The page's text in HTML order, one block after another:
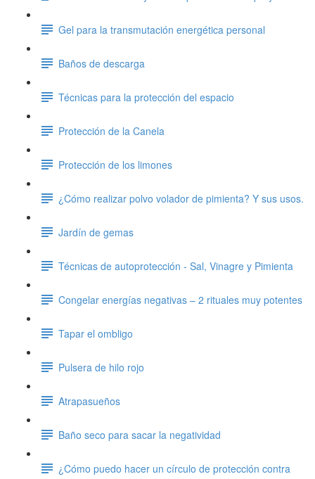
Gel para la transmutación energética personal
Baños de descarga
Técnicas para la protección del espacio
Protección de la Canela
Protección de los limones
¿Cómo realizar polvo volador de pimienta? Y sus usos.
Jardín de gemas
Técnicas de autoprotección - Sal, Vinagre y Pimienta
Congelar energías negativas – 2 rituales muy potentes
Tapar el ombligo
Pulsera de hilo rojo
Atrapasueños
Baño seco para sacar la negatividad
¿Cómo puedo hacer un círculo de protección contra